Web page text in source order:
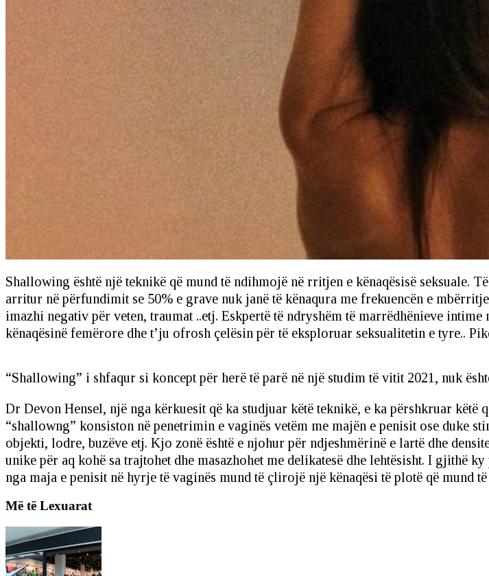
Shallowing është një teknikë që mund të ndihmojë në rritjen e kënaqësisë seksuale.
arritur në përfundimit se 50% e grave nuk janë të kënaqura me frekuencën e
imazhi negativ për veten, traumat ..etj. Eskpertë të ndryshëm të marrëdhënieve
kënaqësinë femërore dhe t’ju ofrosh çelësin për të eksploruar seksualitetin e tyre..
“Shallowing” i shfaqur si koncept për herë të parë në një studim të vitit 2021, nuk
Dr Devon Hensel, një nga kërkuesit që ka studjuar këtë teknikë, e ka përshkruar
“shallowng” konsiston në penetrimin e vaginës vetëm me majën e penisit ose duke
objekti, lodre, buzëve etj. Kjo zonë është e njohur për ndjeshmërinë e lartë dhe
unike për aq kohë sa trajtohet dhe masazhohet me delikatesë dhe lehtësisht. I gjithë
nga maja e penisit në hyrje të vaginës mund të çlirojë një kënaqësi të plotë që mund
Më të Lexuarat